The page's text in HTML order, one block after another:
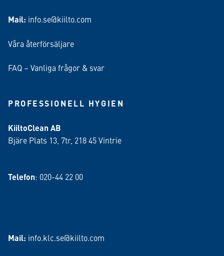
Mail: info.se@kiilto.com
Våra återförsäljare
FAQ – Vanliga frågor & svar
PROFESSIONELL HYGIEN
KiiltoClean AB
Bjäre Plats 13, 7tr, 218 45 Vintrie
Telefon: 020-44 22 00
Mail: info.klc.se@kiilto.com